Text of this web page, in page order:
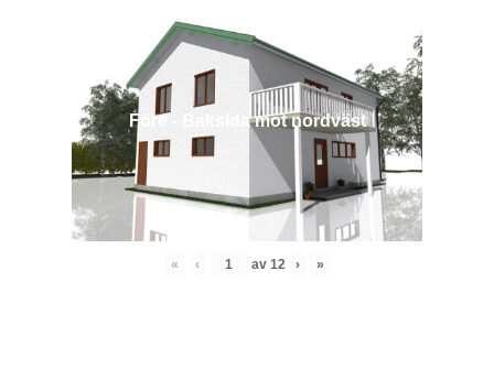
Före - Baksida mot nordväst
« ‹ av 12 › »